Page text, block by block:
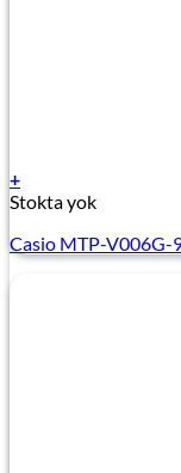
+
Stokta yok
Casio MTP-V006G-